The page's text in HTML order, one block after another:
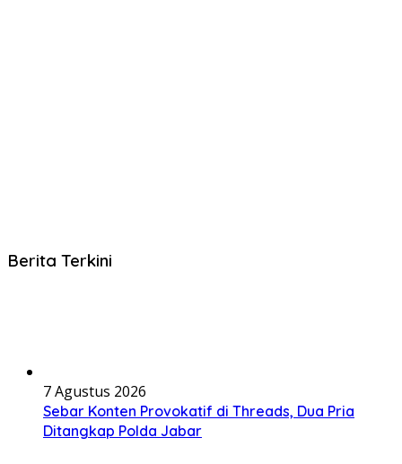
Berita Terkini
7 Agustus 2026
Sebar Konten Provokatif di Threads, Dua Pria
Ditangkap Polda Jabar